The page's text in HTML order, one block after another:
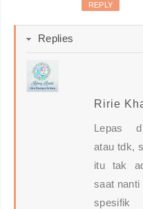
REPLY
Replies
Ririe
Lepas
atau tdk,
itu tak
saat nanti
spesifik